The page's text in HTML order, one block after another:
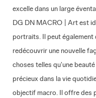
excelle dans un large
DG DN MACRO | Art est
portraits. Il peut
redécouvrir une nouvelle
choses telles qu'une
précieux dans la vie
objectif macro. Il offre des